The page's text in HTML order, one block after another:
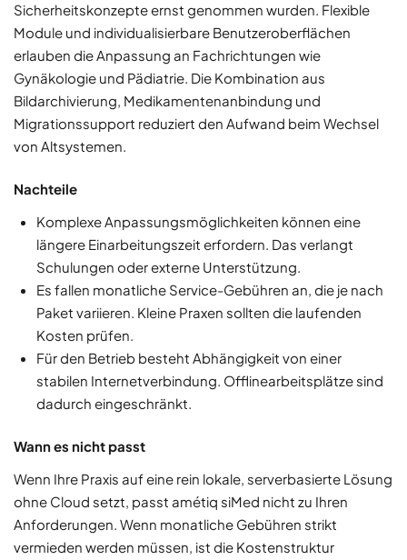
Sicherheitskonzepte ernst genommen wurden. Flexible
Module und individualisierbare Benutzeroberflächen
erlauben die Anpassung an Fachrichtungen wie
Gynäkologie und Pädiatrie. Die Kombination aus
Bildarchivierung, Medikamentenanbindung und
Migrationssupport reduziert den Aufwand beim Wechsel
von Altsystemen.
Nachteile
Komplexe Anpassungsmöglichkeiten können eine
längere Einarbeitungszeit erfordern. Das verlangt
Schulungen oder externe Unterstützung.
Es fallen monatliche Service-Gebühren an, die je nach
Paket variieren. Kleine Praxen sollten die laufenden
Kosten prüfen.
Für den Betrieb besteht Abhängigkeit von einer
stabilen Internetverbindung. Offlinearbeitsplätze sind
dadurch eingeschränkt.
Wann es nicht passt
Wenn Ihre Praxis auf eine rein lokale, serverbasierte Lösung
ohne Cloud setzt, passt amétiq siMed nicht zu Ihren
Anforderungen. Wenn monatliche Gebühren strikt
vermieden werden müssen, ist die Kostenstruktur